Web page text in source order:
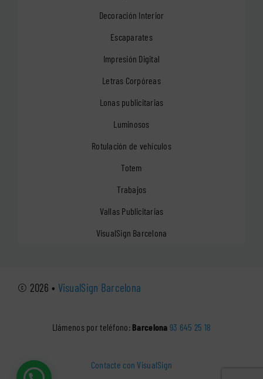
Decoración Interior
Escaparates
Impresión Digital
Letras Corpóreas
Lonas publicitarias
Luminosos
Rotulación de vehículos
Totem
Trabajos
Vallas Publicitarias
VisualSign Barcelona
© 2026 • VisualSign Barcelona
Llámenos por teléfono: Barcelona 93 645 25 18
Contacte con VisualSign